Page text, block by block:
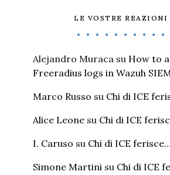
LE VOSTRE REAZIONI
Alejandro Muraca su How to
Freeradius logs in Wazuh
Marco Russo su Chi di ICE
Alice Leone su Chi di ICE
I. Caruso su Chi di ICE
Simone Martini su Chi di ICE